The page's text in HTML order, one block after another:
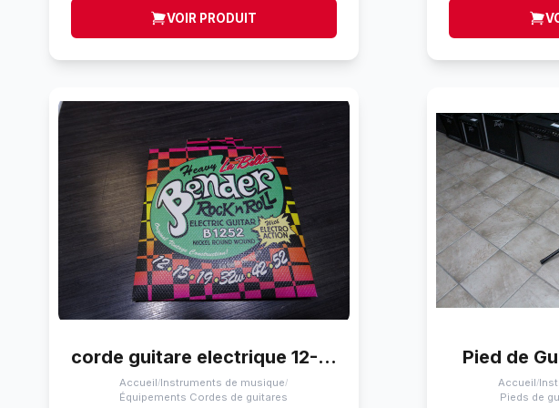
VOIR PRODUIT
corde guitare electrique 12-52 La Bella b1252 bender
Accueil/Instruments de musique/
Équipements Cordes de guitares
Pied de
Accueil/
Pieds de